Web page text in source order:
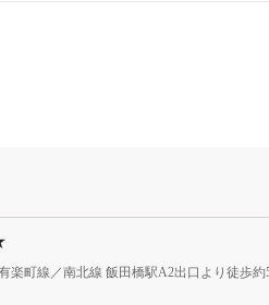
楽町線／南北線 飯田橋駅A2出口より徒歩約